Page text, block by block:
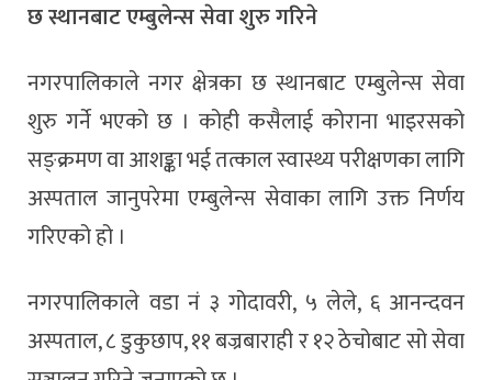
छ स्थानबाट एम्बुलेन्स सेवा शुरु गरिने
नगरपालिकाले नगर क्षेत्रका छ स्थानबाट एम्बुलेन्स सेवा
शुरु गर्ने भएको छ । कोही कसैलाई कोराना भाइरसको
सङ्क्रमण वा आशङ्का भई तत्काल स्वास्थ्य परीक्षणका लागि
अस्पताल जानुपरेमा एम्बुलेन्स सेवाका लागि उक्त निर्णय
गरिएको हो ।
नगरपालिकाले वडा नं ३ गोदावरी, ५ लेले, ६ आनन्दवन
अस्पताल, ८ डुकुछाप, ११ बज्रबाराही र १२ ठेचोबाट सो सेवा